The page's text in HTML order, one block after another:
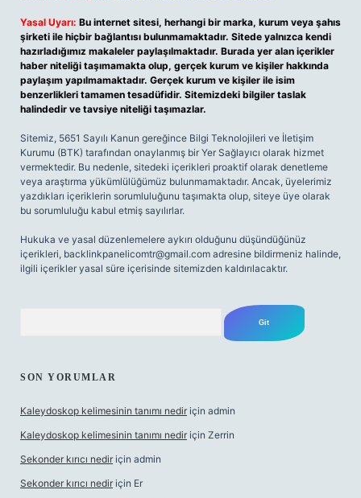
Yasal Uyarı: Bu internet sitesi, herhangi bir marka, kurum veya şahıs
şirketi ile hiçbir bağlantısı bulunmamaktadır. Sitede yalnızca kendi
hazırladığımız makaleler paylaşılmaktadır. Burada yer alan içerikler
haber niteliği taşımamakta olup, gerçek kurum ve kişiler hakkında
paylaşım yapılmamaktadır. Gerçek kurum ve kişiler ile isim
benzerlikleri tamamen tesadüfidir. Sitemizdeki bilgiler taslak
halindedir ve tavsiye niteliği taşımazlar.
Sitemiz, 5651 Sayılı Kanun gereğince Bilgi Teknolojileri ve İletişim
Kurumu (BTK) tarafından onaylanmış bir Yer Sağlayıcı olarak hizmet
vermektedir. Bu nedenle, sitedeki içerikleri proaktif olarak denetleme
veya araştırma yükümlülüğümüz bulunmamaktadır. Ancak, üyelerimiz
yazdıkları içeriklerin sorumluluğunu taşımakta olup, siteye üye olarak
bu sorumluluğu kabul etmiş sayılırlar.
Hukuka ve yasal düzenlemelere aykırı olduğunu düşündüğünüz
içerikleri, backlinkpanelicomtr@gmail.com adresine bildirmeniz halinde,
ilgili içerikler yasal süre içerisinde sitemizden kaldırılacaktır.
SON YORUMLAR
Kaleydoskop kelimesinin tanımı nedir için admin
Kaleydoskop kelimesinin tanımı nedir için Zerrin
Sekonder kırıcı nedir için admin
Sekonder kırıcı nedir için Er